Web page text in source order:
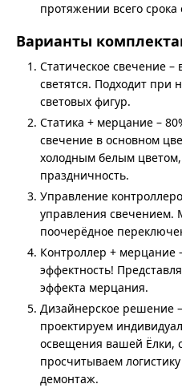
протяжении всего срока
Варианты
Статическое свечение –
светятся. Подходит при
световых фигур.
Статика + мерцание –
свечение в основном
холодным белым
праздничность.
Управление
управления
поочерёдное
Контроллер + мерцание
эффектность!
эффекта мерцания.
Дизайнерское решение
проектируем
освещения вашей Ёлки,
просчитываем
демонтаж.